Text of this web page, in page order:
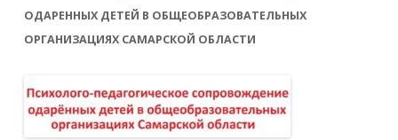
ОДАРЕННЫХ ДЕТЕЙ В ОБЩЕОБРАЗОВАТЕЛЬНЫХ
ОРГАНИЗАЦИЯХ САМАРСКОЙ ОБЛАСТИ